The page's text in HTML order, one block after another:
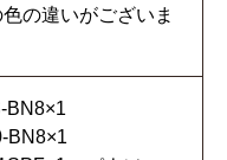
の違いがございま
BN8×1
BN8×1